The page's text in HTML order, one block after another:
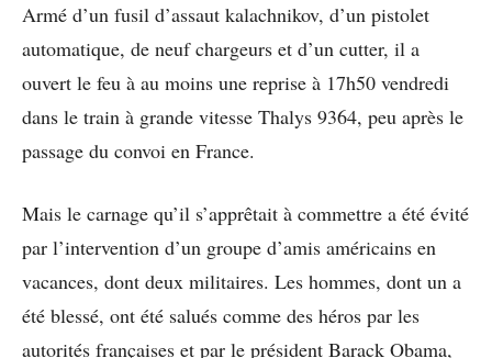
Armé d’un fusil d’assaut kalachnikov, d’un pistolet
automatique, de neuf chargeurs et d’un cutter, il a
ouvert le feu à au moins une reprise à 17h50 vendredi
dans le train à grande vitesse Thalys 9364, peu après le
passage du convoi en France.
Mais le carnage qu’il s’apprêtait à commettre a été évité
par l’intervention d’un groupe d’amis américains en
vacances, dont deux militaires. Les hommes, dont un a
été blessé, ont été salués comme des héros par les
autorités françaises et par le président Barack Obama,